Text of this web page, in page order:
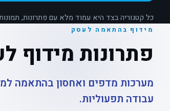
כל קטגוריה בצד היא עמוד מלא עם פתרונות,
מידוף בהתאמה לעסק
פתרונות מידוף
מערכות מדפים ואחסון בהתאמה
עבודה תפעוליות.